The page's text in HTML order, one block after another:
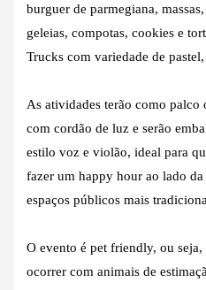
burguer de parmegiana,
geleias, compotas, cookies e
Trucks com variedade de
As atividades terão como palco
com cordão de luz e serão
estilo voz e violão, ideal para
fazer um happy hour ao lado
espaços públicos mais
O evento é pet friendly, ou seja,
ocorrer com animais de